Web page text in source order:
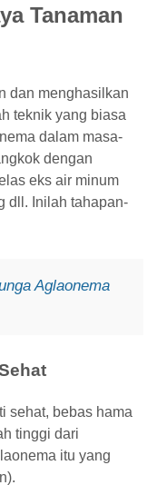
Tanaman
dan menghasilkan
teknik yang biasa
dalam masa-
dengan
eks air minum
dll. Inilah tahapan-
Aglaonema
sehat, bebas hama
tinggi dari
itu yang